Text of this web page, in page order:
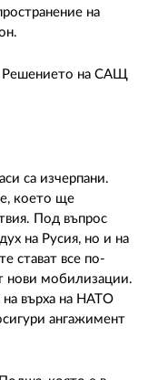
на
Решението на САЩ
са изчерпани.
което ще
Под въпрос
на Русия, но и на
стават все по-
нови мобилизации.
на върха на НАТО
ангажимент